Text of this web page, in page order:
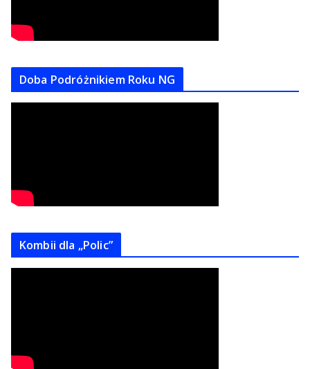
Doba Podróżnikiem Roku NG
Kombii dla „Polic”